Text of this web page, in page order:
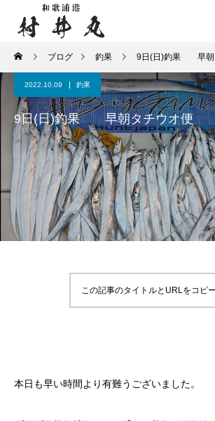
ブログ 釣果 9日(日)釣果 早朝
2022.10.09 釣果
9日(日)釣果 早朝タチウオ便
この記事のタイトルとURLをコピ
本日も早い時間より有難うございました。